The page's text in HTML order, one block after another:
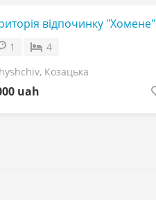
відпочинку "Хомене"
1
4
Козацька
uah